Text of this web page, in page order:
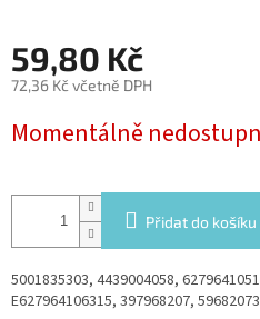
59,80 Kč
72,36 Kč včetně DPH
cena:
Momentálně
Přidat do košíku
5001835303, 4439004058,
E627964106315, 397968207,